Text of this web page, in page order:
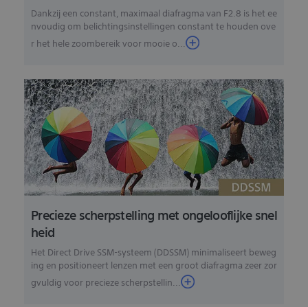
Dankzij een constant, maximaal diafragma van F2.8 is het ee
nvoudig om belichtingsinstellingen constant te houden ove
r het hele zoombereik voor mooie o...
Precieze scherpstelling met ongelooflijke snel
heid
Het Direct Drive SSM-systeem (DDSSM) minimaliseert beweg
ing en positioneert lenzen met een groot diafragma zeer zor
gvuldig voor precieze scherpstellin...